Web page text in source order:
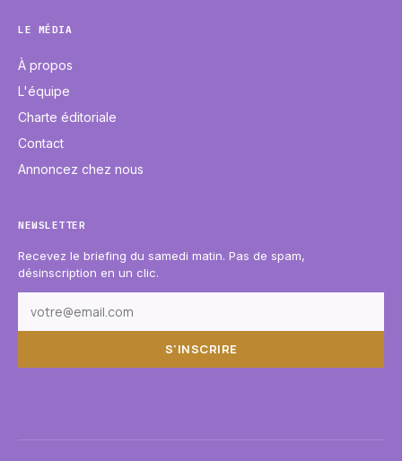
LE MÉDIA
À propos
L'équipe
Charte éditoriale
Contact
Annoncez chez nous
NEWSLETTER
Recevez le briefing du samedi matin. Pas de spam,
désinscription en un clic.
S'INSCRIRE